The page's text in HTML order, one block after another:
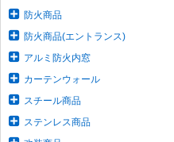
防火商品
防火商品(エントランス)
アルミ防火内窓
カーテンウォール
スチール商品
ステンレス商品